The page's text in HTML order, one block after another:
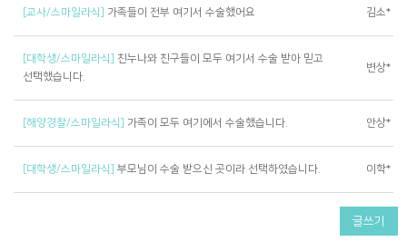
[교사/스마일라식] 가족들이 전부 여기서 수술했어요 김소*
[대학생/스마일라식] 친누나와 친구들이 모두 여기서 수술 받아 믿고
선택했습니다.
변상*
[해양경찰/스마일라식] 가족이 모두 여기에서 수술했습니다. 안상*
[대학생/스마일라식] 부모님이 수술 받으신 곳이라 선택하였습니다. 이학*
글쓰기